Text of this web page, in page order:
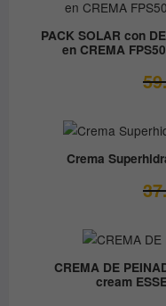
PACK SOLAR con
en CREMA
Crema
CREMA DE
cream